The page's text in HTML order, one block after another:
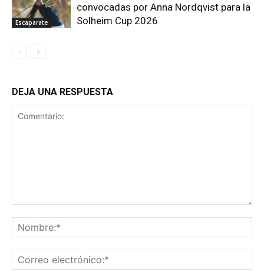
Escaparate
convocadas por Anna Nordqvist para la
Solheim Cup 2026
DEJA UNA RESPUESTA